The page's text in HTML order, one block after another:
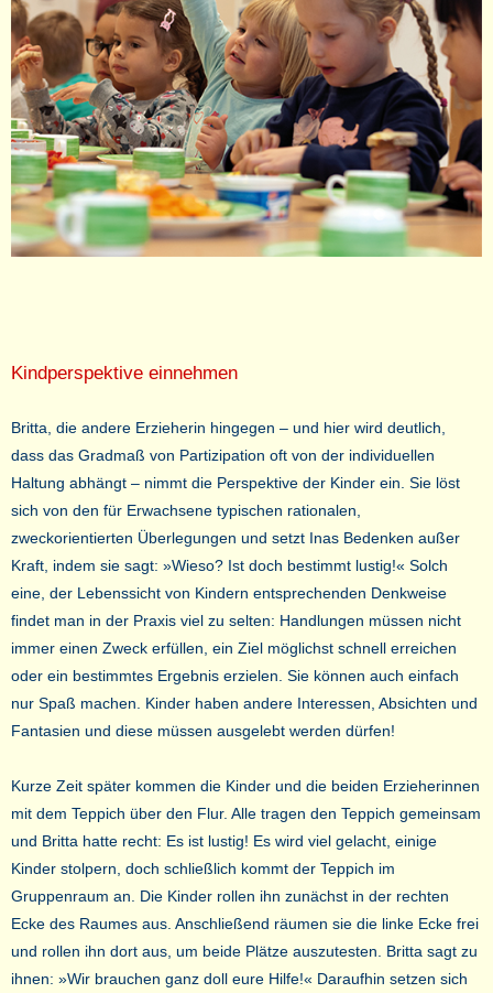
Kindperspektive einnehmen
Britta, die andere Erzieherin hingegen – und hier wird deutlich,
dass das Gradmaß von Partizipation oft von der individuellen
Haltung abhängt – nimmt die Perspektive der Kinder ein. Sie löst
sich von den für Erwachsene typischen rationalen,
zweckorientierten Überlegungen und setzt Inas Bedenken außer
Kraft, indem sie sagt: »Wieso? Ist doch bestimmt lustig!« Solch
eine, der Lebenssicht von Kindern entsprechenden Denkweise
findet man in der Praxis viel zu selten: Handlungen müssen nicht
immer einen Zweck erfüllen, ein Ziel möglichst schnell erreichen
oder ein bestimmtes Ergebnis erzielen. Sie können auch einfach
nur Spaß machen. Kinder haben andere Interessen, Absichten und
Fantasien und diese müssen ausgelebt werden dürfen!
Kurze Zeit später kommen die Kinder und die beiden Erzieherinnen
mit dem Teppich über den Flur. Alle tragen den Teppich gemeinsam
und Britta hatte recht: Es ist lustig! Es wird viel gelacht, einige
Kinder stolpern, doch schließlich kommt der Teppich im
Gruppenraum an. Die Kinder rollen ihn zunächst in der rechten
Ecke des Raumes aus. Anschließend räumen sie die linke Ecke frei
und rollen ihn dort aus, um beide Plätze auszutesten. Britta sagt zu
ihnen: »Wir brauchen ganz doll eure Hilfe!« Daraufhin setzen sich